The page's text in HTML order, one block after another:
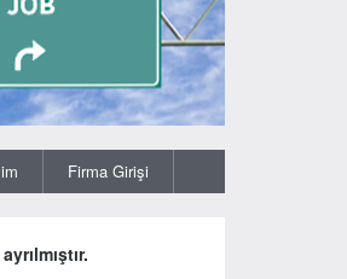
Firma Girişi